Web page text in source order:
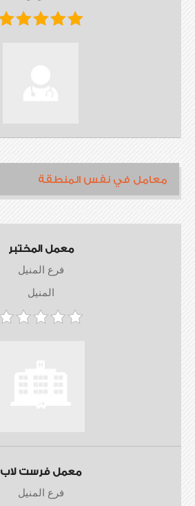
معامل في نفس المنطقة
معمل المختبر
فرع المنيل
المنيل
معمل فرست لاب
فرع المنيل